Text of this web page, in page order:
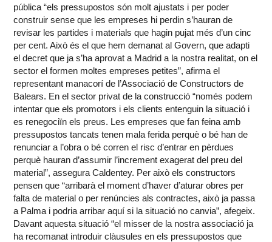
pública “els pressupostos són molt ajustats i per poder
construir sense que les empreses hi perdin s’hauran de
revisar les partides i materials que hagin pujat més d’un cinc
per cent. Això és el que hem demanat al Govern, que adapti
el decret que ja s’ha aprovat a Madrid a la nostra realitat, on el
sector el formen moltes empreses petites”, afirma el
representant manacorí de l’Associació de Constructors de
Balears. En el sector privat de la construcció “només podem
intentar que els promotors i els clients entenguin la situació i
es renegociïn els preus. Les empreses que fan feina amb
pressupostos tancats tenen mala ferida perquè o bé han de
renunciar a l’obra o bé corren el risc d’entrar en pèrdues
perquè hauran d’assumir l’increment exagerat del preu del
material”, assegura Caldentey. Per això els constructors
pensen que “arribarà el moment d’haver d’aturar obres per
falta de material o per renúncies als contractes, això ja passa
a Palma i podria arribar aquí si la situació no canvia”, afegeix.
Davant aquesta situació “el misser de la nostra associació ja
ha recomanat introduir clàusules en els pressupostos que